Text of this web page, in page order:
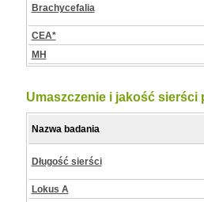
Brachycefalia
CEA*
MH
Umaszczenie i jakość sierści
Nazwa badania
Długość sierści
Lokus A